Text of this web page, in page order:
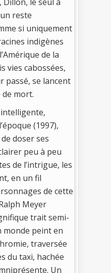
reste
si uniquement
indigènes
de la
vies cabossées,
passé, se lancent
de mort.
(1997),
doser ses
peu à peu
de l’intrigue, les
en un fil
de cette
Meyer
trait semi-
monde peint en
traversée
du taxi, hachée
Un